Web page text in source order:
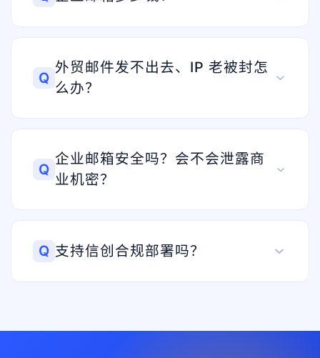
Q
外贸邮件发不出去、IP 老被封怎
么办？
Q
企业邮箱安全吗？会不会泄露商
业机密？
Q 支持信创合规部署吗？